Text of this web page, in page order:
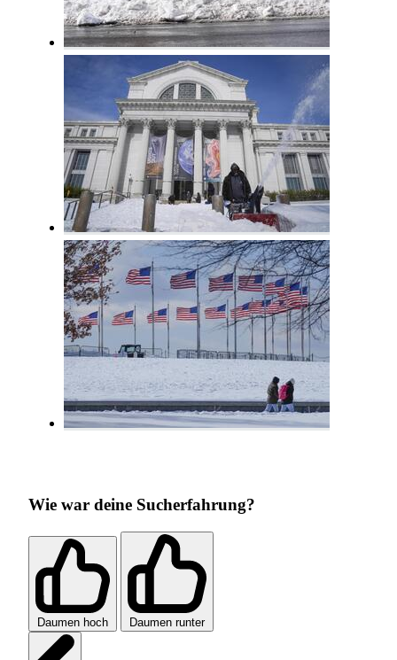
Wie war deine Sucherfahrung?
Daumen hoch Daumen runter